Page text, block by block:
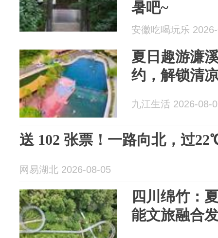
暑吧~
安徽吃喝玩乐
夏日趣游濂
约，解锁清
九江生活 2026-08-
送 102 张票！一路向北，过
网易湖北 2026-08-05
四川绵竹：
能文旅融合